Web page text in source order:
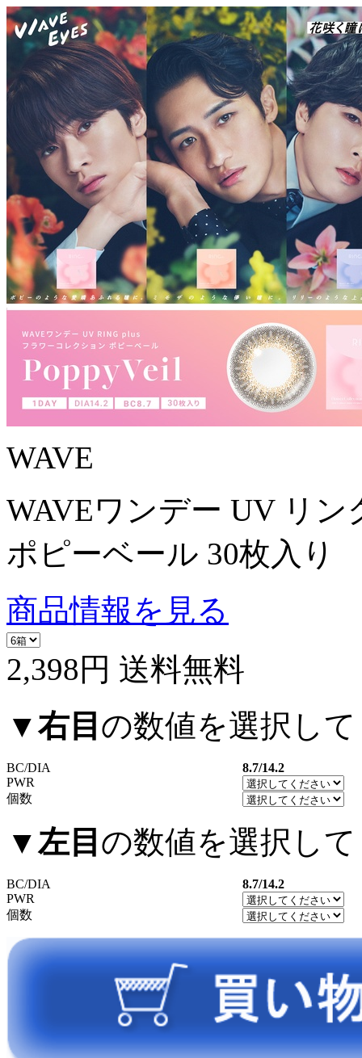
WAVE
WAVEワンデー UV リ
ポピーベール 30枚入り
商品情報を見る
2,398円 送料無料
▼右目 の数値を選択し
BC/DIA
8.7/14.2
PWR
個数
▼左目 の数値を選択し
BC/DIA
8.7/14.2
PWR
個数